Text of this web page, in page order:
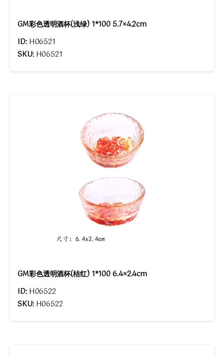
GM彩色透明酒杯(浅绿) 1*100 5.7×4.2cm
ID: H06521
SKU: H06521
GM彩色透明酒杯(桔红) 1*100 6.4×2.4cm
ID: H06522
SKU: H06522